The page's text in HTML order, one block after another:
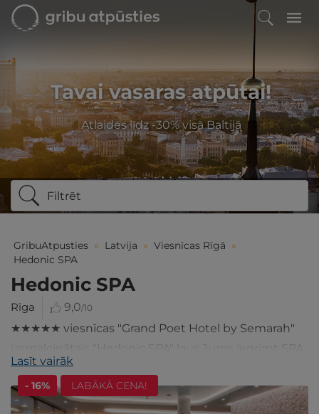
Tavai vasaras atpūtai!
Atlaides līdz -30% visā Baltijā
Filtrēt
GribuAtpusties » Latvija » Viesnīcas Rīgā »
Hedonic SPA
Hedonic SPA
Rīga 9,0/10
★★★★★ viesnīcas "Grand Poet Hotel by Semarah"
izsmalcinātais "Hedonic SPA" ļaus Jums iegrimt SPA
labsajūtas pasaulē līdz pirkstu galiņiem!
Lasīt vairāk
- 16% LABĀKĀ CENA!